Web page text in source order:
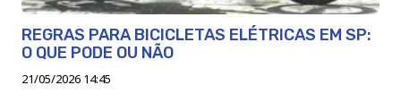
REGRAS PARA BICICLETAS ELÉTRICAS EM SP:
O QUE PODE OU NÃO
21/05/2026 14:45